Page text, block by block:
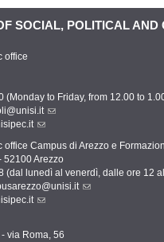
SOCIAL, POLITICAL AND
office
(Monday to Friday, from 12.00 to
office Campus di Arezzo e
52100 Arezzo
(dal lunedì al venerdì, dalle ore 12
via Roma, 56